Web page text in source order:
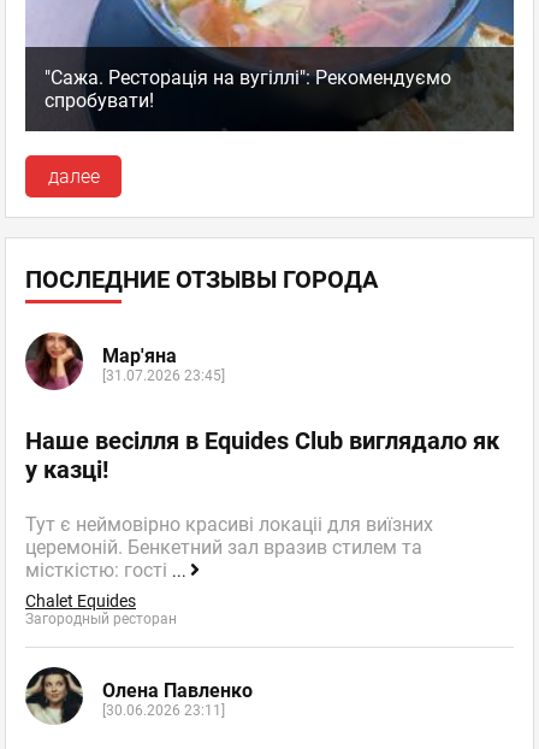
"Сажа. Ресторація на вугіллі": Рекомендуємо
спробувати!
далее
ПОСЛЕДНИЕ ОТЗЫВЫ ГОРОДА
Мар'яна
[31.07.2026 23:45]
Наше весілля в Equides Club виглядало як
у казці!
Тут є неймовірно красиві локаціі для виїзних
церемоній. Бенкетний зал вразив стилем та
місткістю: гості ...
Chalet Equides
Загородный ресторан
Олена Павленко
[30.06.2026 23:11]